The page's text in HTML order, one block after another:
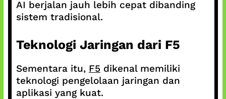
AI berjalan jauh lebih cepat dibanding
sistem tradisional.
Teknologi Jaringan dari F5
Sementara itu, F5 dikenal memiliki
teknologi pengelolaan jaringan dan
aplikasi yang kuat.